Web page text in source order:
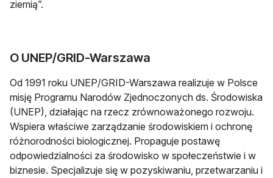
ziemią”.
O UNEP/GRID-Warszawa
Od 1991 roku UNEP/GRID-Warszawa realizuje w Polsce
misję Programu Narodów Zjednoczonych ds. Środowiska
(UNEP), działając na rzecz zrównoważonego rozwoju.
Wspiera właściwe zarządzanie środowiskiem i ochronę
różnorodności biologicznej. Propaguje postawę
odpowiedzialności za środowisko w społeczeństwie i w
biznesie. Specjalizuje się w pozyskiwaniu, przetwarzaniu i